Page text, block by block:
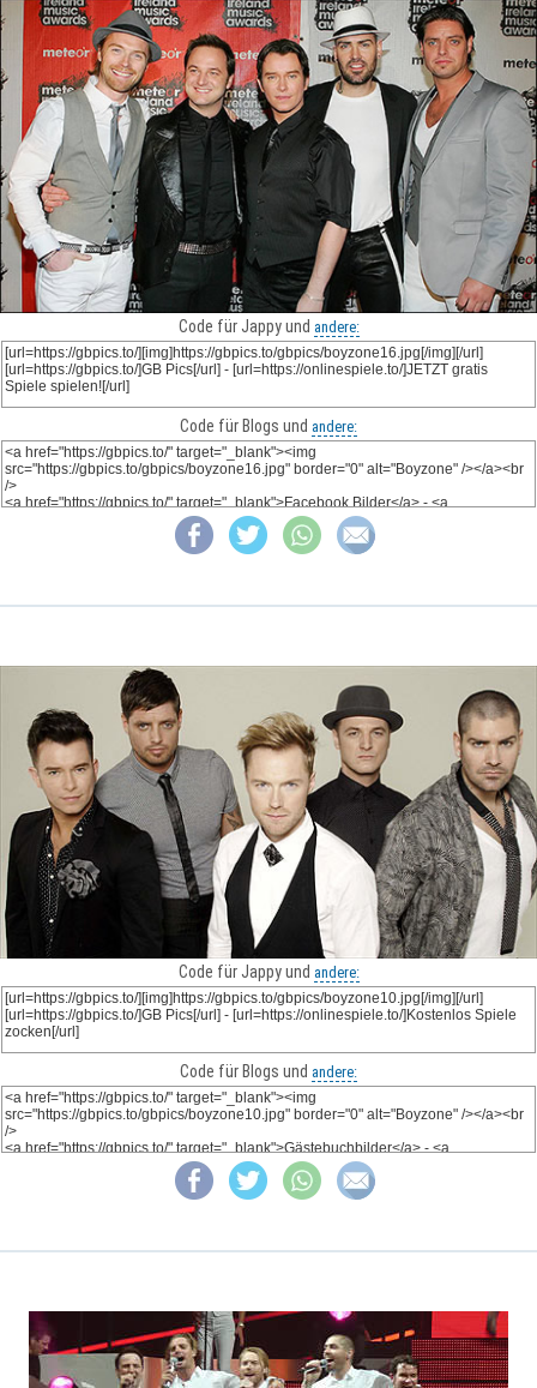
Code für Jappy und andere:
Code für Blogs und andere:
Code für Jappy und andere:
Code für Blogs und andere: